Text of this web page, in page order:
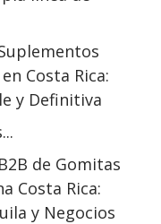
Costa Rica:
y Definitiva
de Gomitas
Costa Rica:
y Negocios